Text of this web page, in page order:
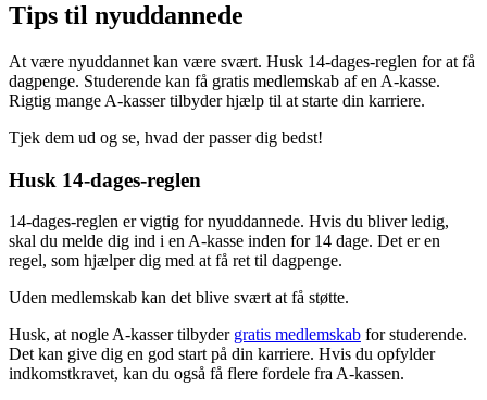
Tips til nyuddannede
At være nyuddannet kan være svært. Husk 14-dages-reglen for at få
dagpenge. Studerende kan få gratis medlemskab af en A-kasse.
Rigtig mange A-kasser tilbyder hjælp til at starte din karriere.
Tjek dem ud og se, hvad der passer dig bedst!
Husk 14-dages-reglen
14-dages-reglen er vigtig for nyuddannede. Hvis du bliver ledig,
skal du melde dig ind i en A-kasse inden for 14 dage. Det er en
regel, som hjælper dig med at få ret til dagpenge.
Uden medlemskab kan det blive svært at få støtte.
Husk, at nogle A-kasser tilbyder gratis medlemskab for studerende.
Det kan give dig en god start på din karriere. Hvis du opfylder
indkomstkravet, kan du også få flere fordele fra A-kassen.